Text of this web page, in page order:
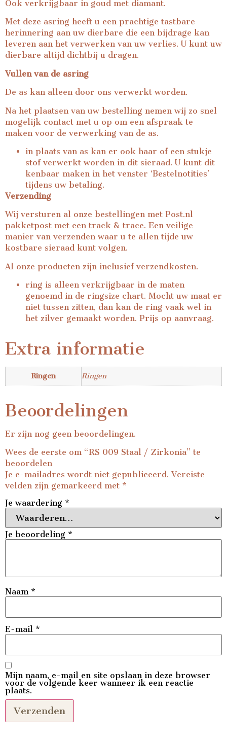
Ook verkrijgbaar in goud met diamant.
Met deze asring heeft u een prachtige tastbare
herinnering aan uw dierbare die een bijdrage kan
leveren aan het verwerken van uw verlies. U kunt uw
dierbare altijd dichtbij u dragen.
Vullen van de asring
De as kan alleen door ons verwerkt worden.
Na het plaatsen van uw bestelling nemen wij zo snel
mogelijk contact met u op om een afspraak te
maken voor de verwerking van de as.
in plaats van as kan er ook haar of een stukje
stof verwerkt worden in dit sieraad. U kunt dit
kenbaar maken in het venster ‘Bestelnotities’
tijdens uw betaling.
Verzending
Wij versturen al onze bestellingen met Post.nl
pakketpost met een track & trace. Een veilige
manier van verzenden waar u te allen tijde uw
kostbare sieraad kunt volgen.
Al onze producten zijn inclusief verzendkosten.
ring is alleen verkrijgbaar in de maten
genoemd in de ringsize chart. Mocht uw maat er
niet tussen zitten, dan kan de ring vaak wel in
het zilver gemaakt worden. Prijs op aanvraag.
Extra informatie
Ringen Ringen
Beoordelingen
Er zijn nog geen beoordelingen.
Wees de eerste om “RS 009 Staal / Zirkonia” te
beoordelen
Je e-mailadres wordt niet gepubliceerd. Vereiste
velden zijn gemarkeerd met *
Je waardering *
Je beoordeling *
Naam *
E-mail *
Mijn naam, e-mail en site opslaan in deze browser
voor de volgende keer wanneer ik een reactie
plaats.